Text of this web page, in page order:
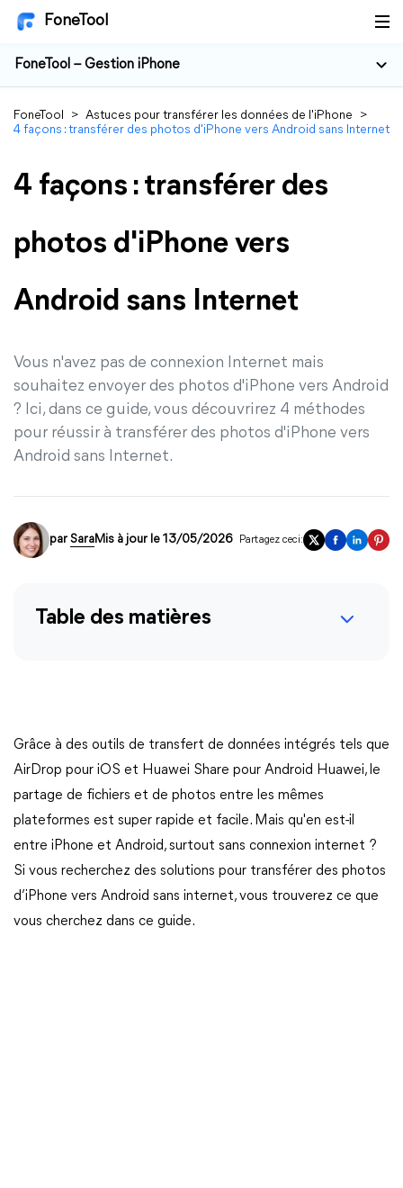
FoneTool
FoneTool – Gestion iPhone
FoneTool > Astuces pour transférer les données de l'iPhone
>
4 façons : transférer des photos d'iPhone vers Android sans Internet
4 façons : transférer des
photos d'iPhone vers
Android sans Internet
Vous n'avez pas de connexion Internet mais
souhaitez envoyer des photos d'iPhone vers Android
? Ici, dans ce guide, vous découvrirez 4 méthodes
pour réussir à transférer des photos d'iPhone vers
Android sans Internet.
par SaraMis à jour le 13/05/2026 Partagez ceci:
Table des matières
Grâce à des outils de transfert de données intégrés tels que
AirDrop pour iOS et Huawei Share pour Android Huawei, le
partage de fichiers et de photos entre les mêmes
plateformes est super rapide et facile. Mais qu'en est-il
entre iPhone et Android, surtout sans connexion internet ?
Si vous recherchez des solutions pour transférer des photos
d’iPhone vers Android sans internet, vous trouverez ce que
vous cherchez dans ce guide.